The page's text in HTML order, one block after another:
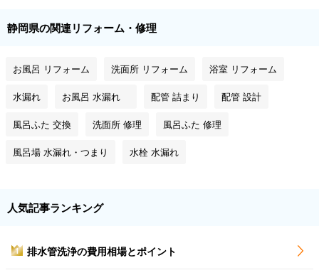
静岡県の関連リフォーム・修理
お風呂 リフォーム 洗面所 リフォーム 浴室 リフォーム
水漏れ お風呂 水漏れ 配管 詰まり 配管 設計
風呂ふた 交換 洗面所 修理 風呂ふた 修理
風呂場 水漏れ・つまり 水栓 水漏れ
人気記事ランキング
1 排水管洗浄の費用相場とポイント